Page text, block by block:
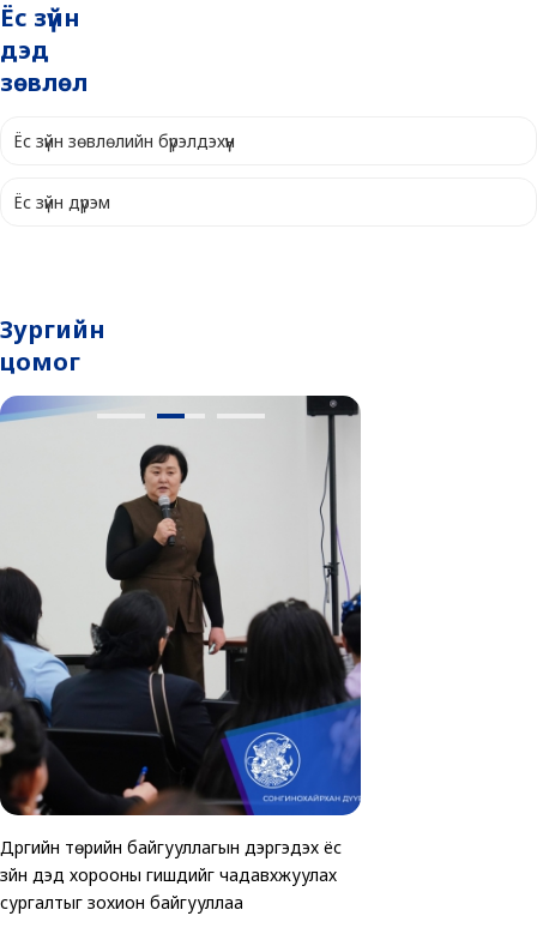
Ёс зүйн
дэд
зөвлөл
Ёс зүйн зөвлөлийн бүрэлдэхүүн
Ёс зүйн дүрэм
Зургийн
цомог
Дүүргийн төрийн байгууллагын дэргэдэх ёс
зүйн дэд хорооны гишүүдийг чадавхжуулах
сургалтыг зохион байгууллаа